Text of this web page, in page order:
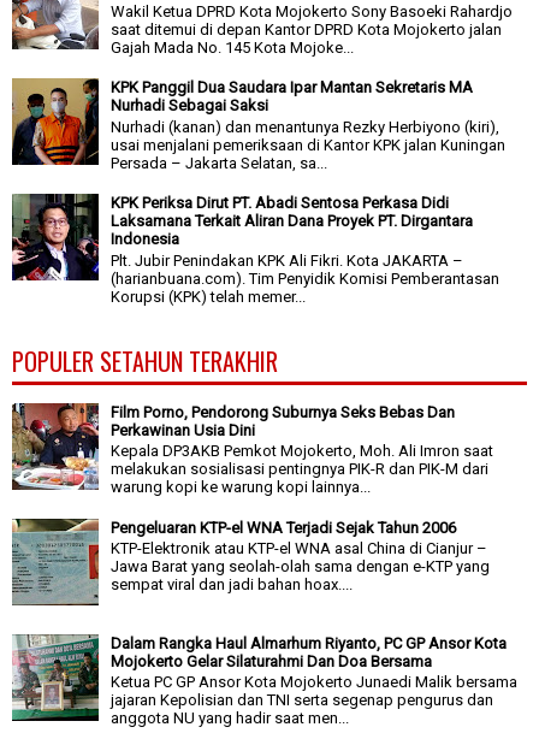
Wakil Ketua DPRD Kota Mojokerto Sony Basoeki Rahardjo
saat ditemui di depan Kantor DPRD Kota Mojokerto jalan
Gajah Mada No. 145 Kota Mojoke...
KPK Panggil Dua Saudara Ipar Mantan Sekretaris MA
Nurhadi Sebagai Saksi
Nurhadi (kanan) dan menantunya Rezky Herbiyono (kiri),
usai menjalani pemeriksaan di Kantor KPK jalan Kuningan
Persada – Jakarta Selatan, sa...
KPK Periksa Dirut PT. Abadi Sentosa Perkasa Didi
Laksamana Terkait Aliran Dana Proyek PT. Dirgantara
Indonesia
Plt. Jubir Penindakan KPK Ali Fikri. Kota JAKARTA –
(harianbuana.com). Tim Penyidik Komisi Pemberantasan
Korupsi (KPK) telah memer...
POPULER SETAHUN TERAKHIR
Film Porno, Pendorong Suburnya Seks Bebas Dan
Perkawinan Usia Dini
Kepala DP3AKB Pemkot Mojokerto, Moh. Ali Imron saat
melakukan sosialisasi pentingnya PIK-R dan PIK-M dari
warung kopi ke warung kopi lainnya...
Pengeluaran KTP-el WNA Terjadi Sejak Tahun 2006
KTP-Elektronik atau KTP-el WNA asal China di Cianjur –
Jawa Barat yang seolah-olah sama dengan e-KTP yang
sempat viral dan jadi bahan hoax....
Dalam Rangka Haul Almarhum Riyanto, PC GP Ansor Kota
Mojokerto Gelar Silaturahmi Dan Doa Bersama
Ketua PC GP Ansor Kota Mojokerto Junaedi Malik bersama
jajaran Kepolisian dan TNI serta segenap pengurus dan
anggota NU yang hadir saat men...